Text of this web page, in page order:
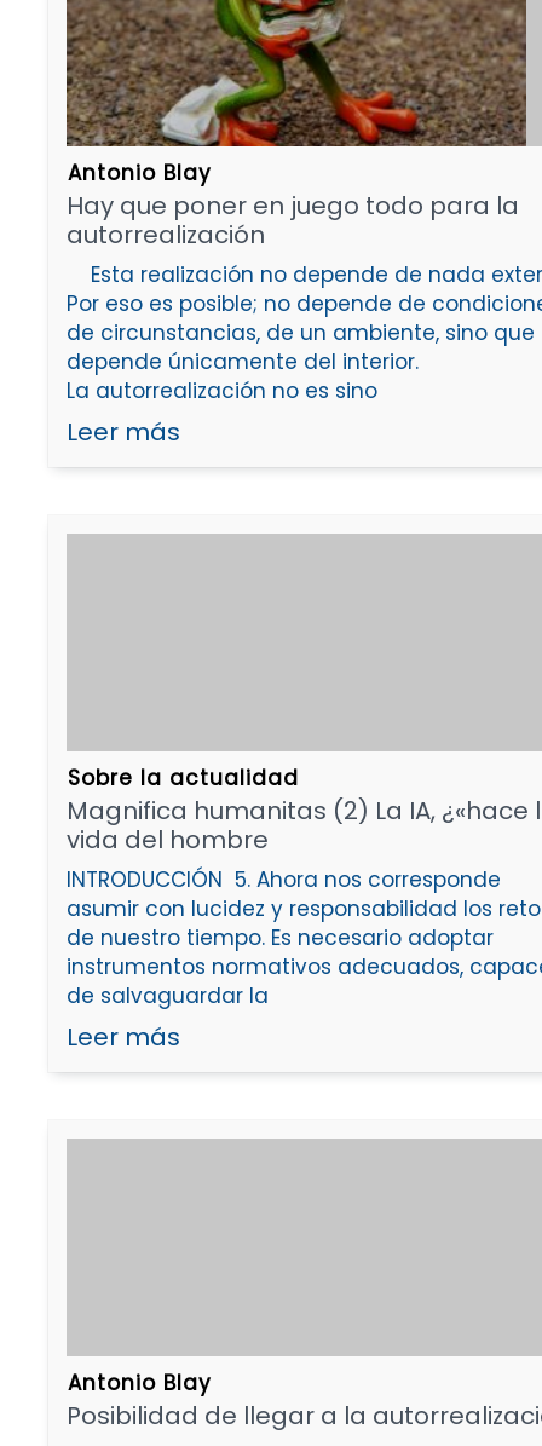
Antonio Blay
Hay que poner en juego todo para la
autorrealización
Esta realización no depende de nada
Por eso es posible; no depende de
de circunstancias, de un ambiente, sino que
depende únicamente del interior.
La autorrealización no es sino
Leer más
Sobre la actualidad
Magnifica humanitas (2) La IA, ¿«hace
vida del hombre
INTRODUCCIÓN 5. Ahora nos corresponde
asumir con lucidez y responsabilidad los
de nuestro tiempo. Es necesario adoptar
instrumentos normativos adecuados,
de salvaguardar la
Leer más
Antonio Blay
Posibilidad de llegar a la